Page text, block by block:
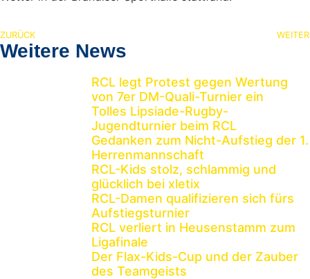
ZURÜCK WEITER
Weitere News
RCL legt Protest gegen Wertung
von 7er DM-Quali-Turnier ein
Tolles Lipsiade-Rugby-
Jugendturnier beim RCL
Gedanken zum Nicht-Aufstieg der 1.
Herrenmannschaft
RCL-Kids stolz, schlammig und
glücklich bei xletix
RCL-Damen qualifizieren sich fürs
Aufstiegsturnier
RCL verliert in Heusenstamm zum
Ligafinale
Der Flax-Kids-Cup und der Zauber
des Teamgeists